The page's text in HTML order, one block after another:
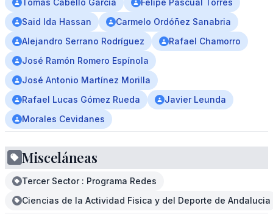
Tomás Cabello García
Felipe Pascual Torres
Said Ida Hassan
Carmelo Ordóñez Sanabria
Alejandro Serrano Rodríguez
Rafael Chamorro
José Ramón Romero Espínola
José Antonio Martínez Morilla
Rafael Lucas Gómez Rueda
Javier Leunda
Morales Cevidanes
Misceláneas
Tercer Sector : Programa Redes
Ciencias de la Actividad Fisica y del Deporte de Andalucia